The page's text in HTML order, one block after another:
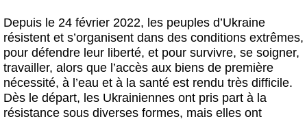
Depuis le 24 février 2022, les peuples d’Ukraine
résistent et s’organisent dans des conditions extrêmes,
pour défendre leur liberté, et pour survivre, se soigner,
travailler, alors que l’accès aux biens de première
nécessité, à l’eau et à la santé est rendu très difficile.
Dès le départ, les Ukrainiennes ont pris part à la
résistance sous diverses formes, mais elles ont